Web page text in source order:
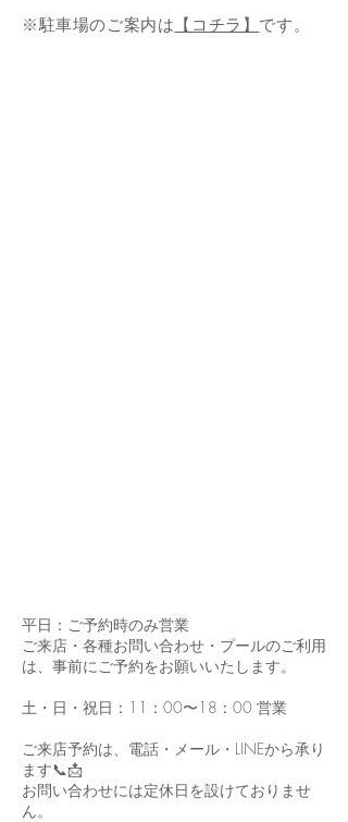
※駐車場のご案内は 【コチラ】 です。
平日：ご予約時のみ営業
ご来店・各種お問い合わせ・プールのご利用
は、事前にご予約をお願いいたします。
土・日・祝日：11：00〜18：00 営業
ご来店予約は、電話・メール・LINEから承り
ます📞📩
お問い合わせには定休日を設けておりませ
ん。